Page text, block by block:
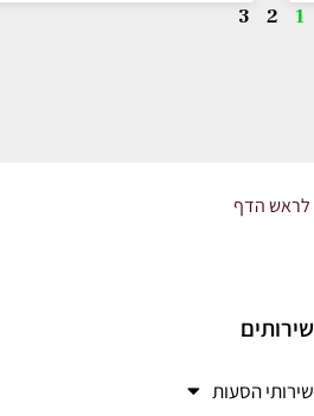
1
2
3
לראש הדף
שירותים
שירותי הסעות